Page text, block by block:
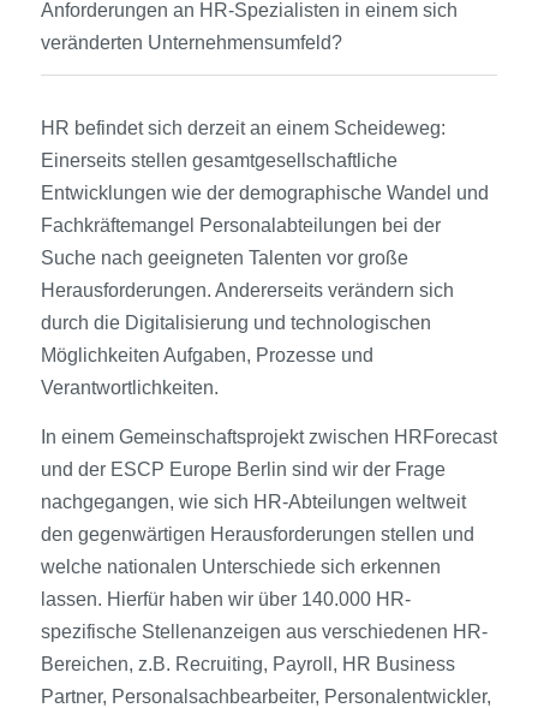
Anforderungen an HR-Spezialisten in einem sich
veränderten Unternehmensumfeld?
HR befindet sich derzeit an einem Scheideweg:
Einerseits stellen gesamtgesellschaftliche
Entwicklungen wie der demographische Wandel und
Fachkräftemangel Personalabteilungen bei der
Suche nach geeigneten Talenten vor große
Herausforderungen. Andererseits verändern sich
durch die Digitalisierung und technologischen
Möglichkeiten Aufgaben, Prozesse und
Verantwortlichkeiten.
In einem Gemeinschaftsprojekt zwischen HRForecast
und der ESCP Europe Berlin sind wir der Frage
nachgegangen, wie sich HR-Abteilungen weltweit
den gegenwärtigen Herausforderungen stellen und
welche nationalen Unterschiede sich erkennen
lassen. Hierfür haben wir über 140.000 HR-
spezifische Stellenanzeigen aus verschiedenen HR-
Bereichen, z.B. Recruiting, Payroll, HR Business
Partner, Personalsachbearbeiter, Personalentwickler,